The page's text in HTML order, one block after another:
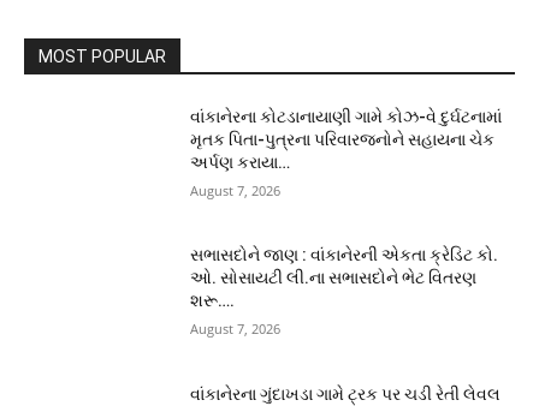
MOST POPULAR
વાંકાનેરના કોટડાનાયાણી ગામે કોઝ-વે દુર્ઘટનામાં
મૃતક પિતા-પુત્રના પરિવારજનોને સહાયના ચેક
અર્પણ કરાયા…
August 7, 2026
સભાસદોને જાણ : વાંકાનેરની એકતા ક્રેડિટ કો.
ઓ. સોસાયટી લી.ના સભાસદોને ભેટ વિતરણ
શરૂ….
August 7, 2026
વાંકાનેરના ગુંદાખડા ગામે ટ્રક પર ચડી રેતી લેવલ